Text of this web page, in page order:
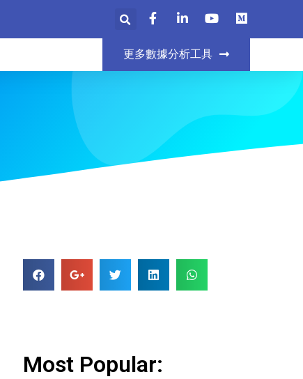
更多數據分析工具
Most Popular: